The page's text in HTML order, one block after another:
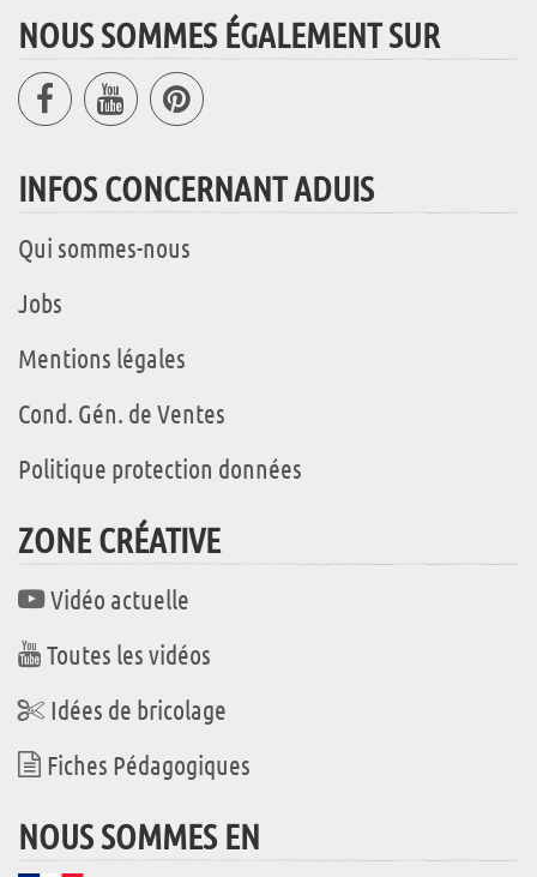
NOUS SOMMES ÉGALEMENT SUR
INFOS CONCERNANT ADUIS
Qui sommes-nous
Jobs
Mentions légales
Cond. Gén. de Ventes
Politique protection données
ZONE CRÉATIVE
Vidéo actuelle
Toutes les vidéos
Idées de bricolage
Fiches Pédagogiques
NOUS SOMMES EN